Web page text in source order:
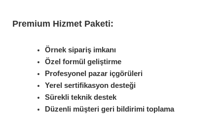
Premium Hizmet Paketi:
Örnek sipariş imkanı
Özel formül geliştirme
Profesyonel pazar içgörüleri
Yerel sertifikasyon desteği
Sürekli teknik destek
Düzenli müşteri geri bildirimi toplama